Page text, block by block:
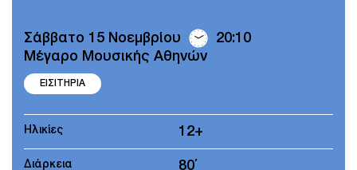
Σάββατο 15 Νοεμβρίου
20:10
Μέγαρο Μουσικής Αθηνών
ΕΙΣΙΤΗΡΙΑ
Ηλικίες 12+
Διάρκεια 80΄